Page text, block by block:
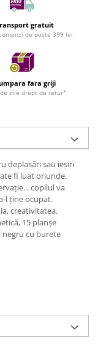
gratuit
de peste 399 lei
fara griji
zile drept de retur*
deplasări sau ieșiri
fi luat oriunde.
copilul va
l ține ocupat.
creativitatea.
15 planșe
cu burete